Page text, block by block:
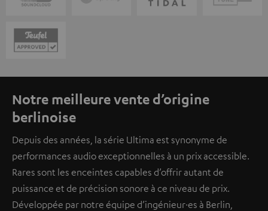
Notre meilleure vente d’origine
berlinoise
Depuis des années, la série Ultima est synonyme de
performances audio exceptionnelles à un prix accessible.
Rares sont les enceintes capables d’offrir autant de
puissance et de précision sonore à ce niveau de prix.
Développée par notre équipe d’ingénieur·es à Berlin,